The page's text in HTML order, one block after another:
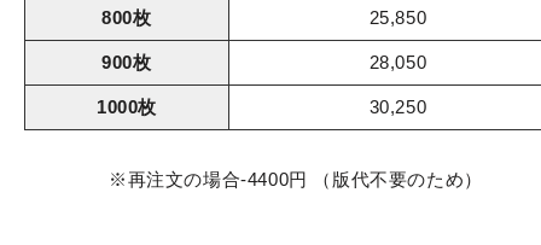
800枚 25,850
900枚 28,050
1000枚 30,250
※再注文の場合-4400円 （版代不要のため）